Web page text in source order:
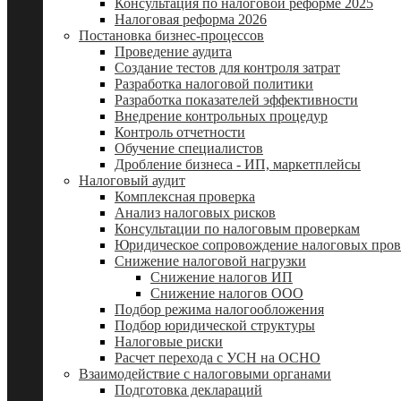
Консультация по налоговой реформе 2025
Налоговая реформа 2026
Постановка бизнес-процессов
Проведение аудита
Создание тестов для контроля затрат
Разработка налоговой политики
Разработка показателей эффективности
Внедрение контрольных процедур
Контроль отчетности
Обучение специалистов
Дробление бизнеса - ИП, маркетплейсы
Налоговый аудит
Комплексная проверка
Анализ налоговых рисков
Консультации по налоговым проверкам
Юридическое сопровождение налоговых
Снижение налоговой нагрузки
Снижение налогов ИП
Снижение налогов ООО
Подбор режима налогообложения
Подбор юридической структуры
Налоговые риски
Расчет перехода с УСН на ОСНО
Взаимодействие с налоговыми органами
Подготовка деклараций